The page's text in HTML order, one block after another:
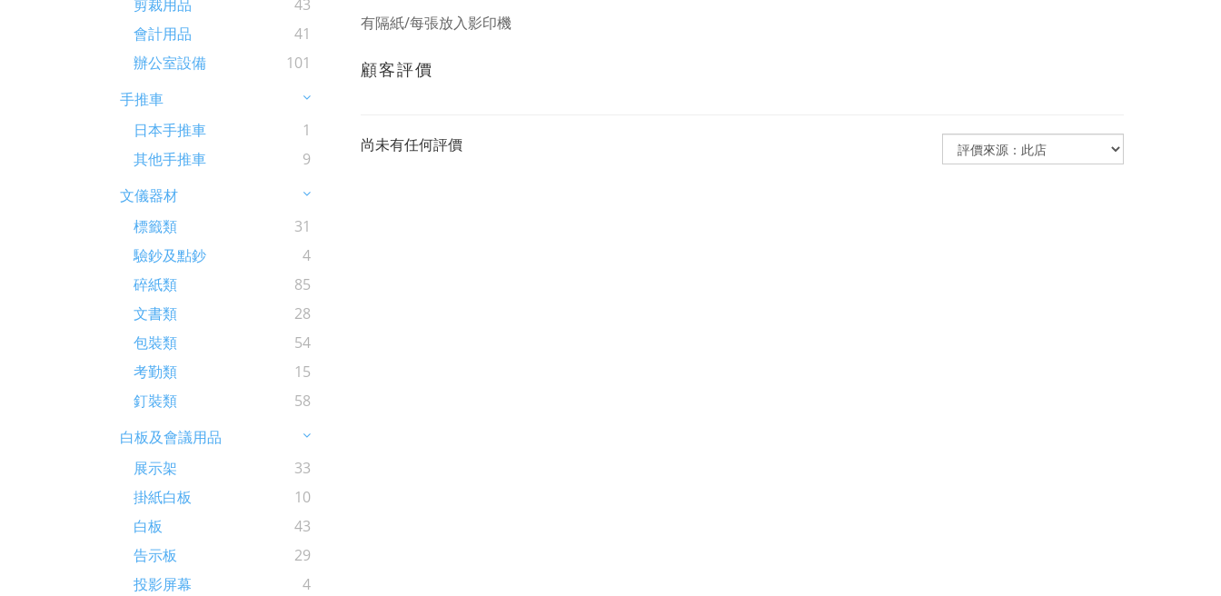
剪裁用品
43
會計用品
41
辦公室設備
101
手推車
日本手推車
1
其他手推車
9
文儀器材
標籤類
31
驗鈔及點鈔
4
碎紙類
85
文書類
28
包裝類
54
考勤類
15
釘裝類
58
白板及會議用品
展示架
33
掛紙白板
10
白板
43
告示板
29
投影屏幕
4
有隔紙/每張放入影印機
顧客評價
尚未有任何評價